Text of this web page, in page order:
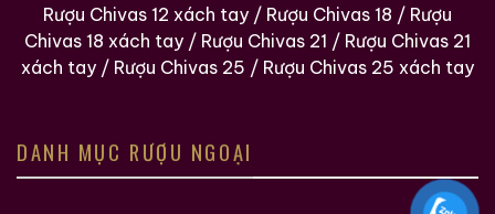
Rượu Chivas 12 xách tay / Rượu Chivas 18 / Rượu
Chivas 18 xách tay / Rượu Chivas 21 / Rượu Chivas 21
xách tay / Rượu Chivas 25 / Rượu Chivas 25 xách tay
DANH MỤC RƯỢU NGOẠI